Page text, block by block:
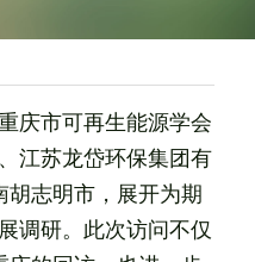
庆市可再生能源学会
江苏龙岱环保集团有
胡志明市，展开为期
调研。此次访问不仅